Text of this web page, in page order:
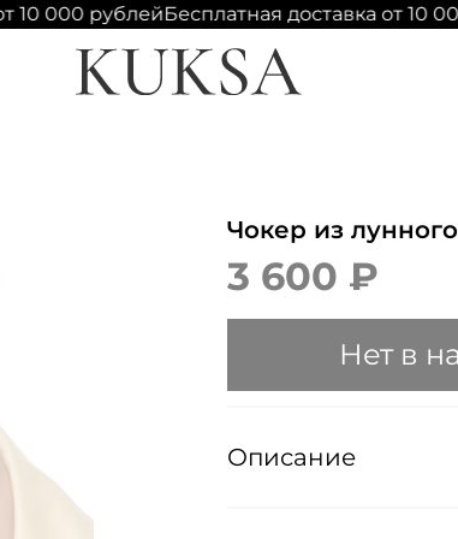
10 000 рублейБесплатная доставка от 10
Чокер из
3 600 ₽
Нет в
Описание